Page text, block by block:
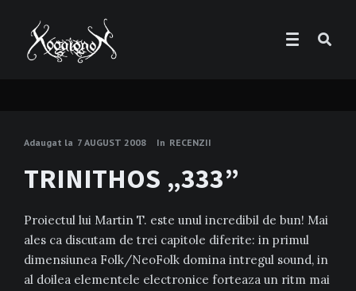
Adaugat la 7 AUGUST 2008 In RECENZII
TRINITHOS „333”
Proiectul lui Martin T. este unul incredibil de bun! Mai
ales ca discutam de trei capitole diferite: in primul
dimensiunea Folk/NeoFolk domina intregul sound, in
al doilea elementele electronice forteaza un ritm mai